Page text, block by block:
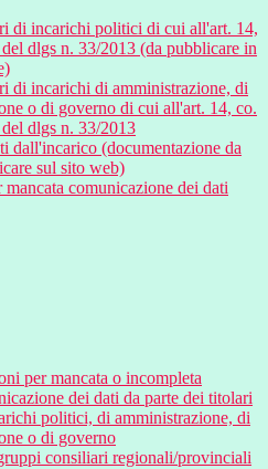
di incarichi politici di cui all'art. 14,
dlgs n. 33/2013 (da pubblicare in
di incarichi di amministrazione, di
o di governo di cui all'art. 14, co.
dlgs n. 33/2013
dall'incarico (documentazione da
sul sito web)
mancata comunicazione dei dati
per mancata o incompleta
dei dati da parte dei titolari
politici, di amministrazione, di
o di governo
consiliari regionali/provinciali